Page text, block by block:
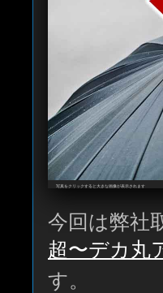
写真をクリックすると大きな画像が表示されます
今回は弊社
超〜デカ丸
す。